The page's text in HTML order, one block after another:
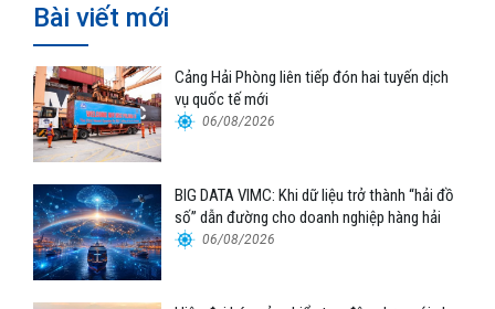
Bài viết mới
Cảng Hải Phòng liên tiếp đón hai tuyến dịch
vụ quốc tế mới
06/08/2026
BIG DATA VIMC: Khi dữ liệu trở thành “hải đồ
số” dẫn đường cho doanh nghiệp hàng hải
06/08/2026